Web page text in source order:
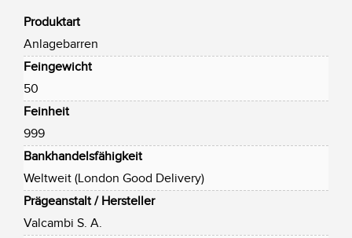
Produktart
Anlagebarren
Feingewicht
50
Feinheit
999
Bankhandelsfähigkeit
Weltweit (London Good Delivery)
Prägeanstalt / Hersteller
Valcambi S. A.